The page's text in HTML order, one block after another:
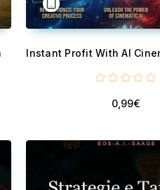
0,99€